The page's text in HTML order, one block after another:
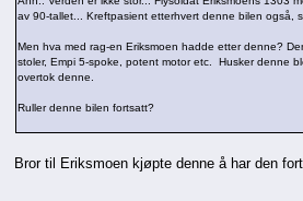
av 90-tallet... Kreftpasient etterhvert denne bilen også,
Men hva med rag-en Eriksmoen hadde etter denne?
stoler, Empi 5-spoke, potent motor etc. Husker denne
overtok denne.
Ruller denne bilen fortsatt?
Bror til Eriksmoen kjøpte denne å har den